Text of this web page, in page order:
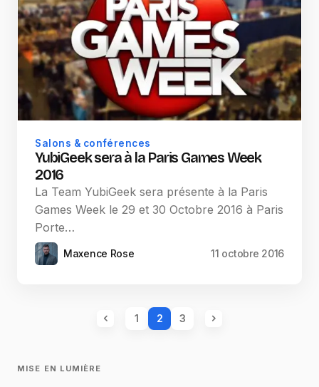
Salons & conférences
YubiGeek sera à la Paris Games Week
2016
La Team YubiGeek sera présente à la Paris
Games Week le 29 et 30 Octobre 2016 à Paris
Porte…
Maxence Rose 11 octobre 2016
1 2 3
MISE EN LUMIÈRE